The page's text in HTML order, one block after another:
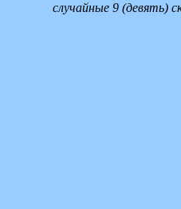
случайные 9 (девять)